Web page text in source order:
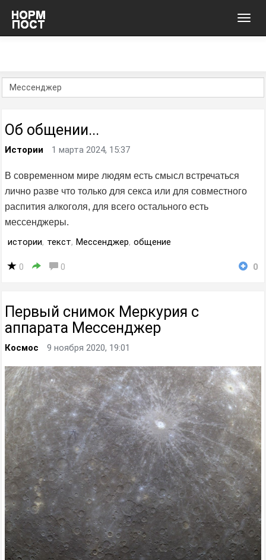
Об общении...
Истории 1 марта 2024, 15:37
В современном мире людям есть смысл встречаться
лично разве что только для секса или для совместного
распития алкоголя, для всего остального есть
мессенджеры.
истории, текст, Мессенджер, общение
0 0 0
Первый снимок Меркурия с
аппарата Мессенджер
Космос 9 ноября 2020, 19:01